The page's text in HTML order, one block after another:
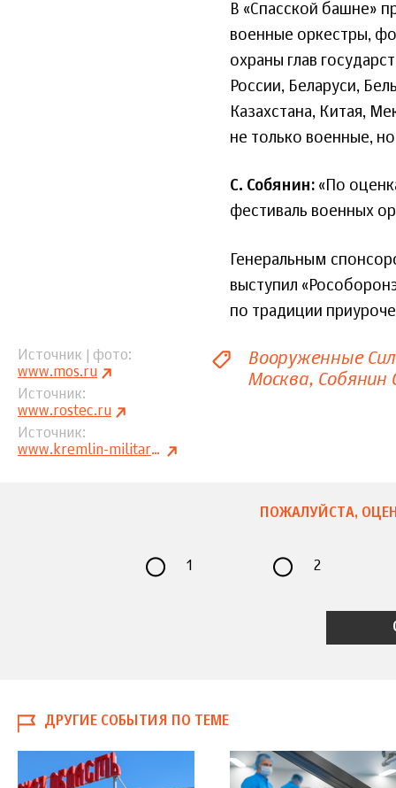
В «Спасской башне»
военные оркестры,
охраны глав
России, Беларуси,
Казахстана, Китая,
не только военные,
С. Собянин: «По
фестиваль военных
Генеральным
выступил
по традиции
Источник | фото
www.mos.ru
Источник
www.rostec.ru
Источник
www.kremlin-military-tattoo.ru
Вооруженные
Москва Собянин
ПОЖАЛУЙСТА,
1 2
ДРУГИЕ СОБЫТИЯ ПО ТЕМЕ